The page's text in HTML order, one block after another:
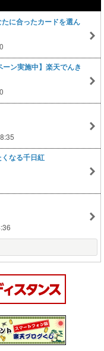
たに合ったカードを選ん
ーン実施中】楽天でんき
なる千日紅